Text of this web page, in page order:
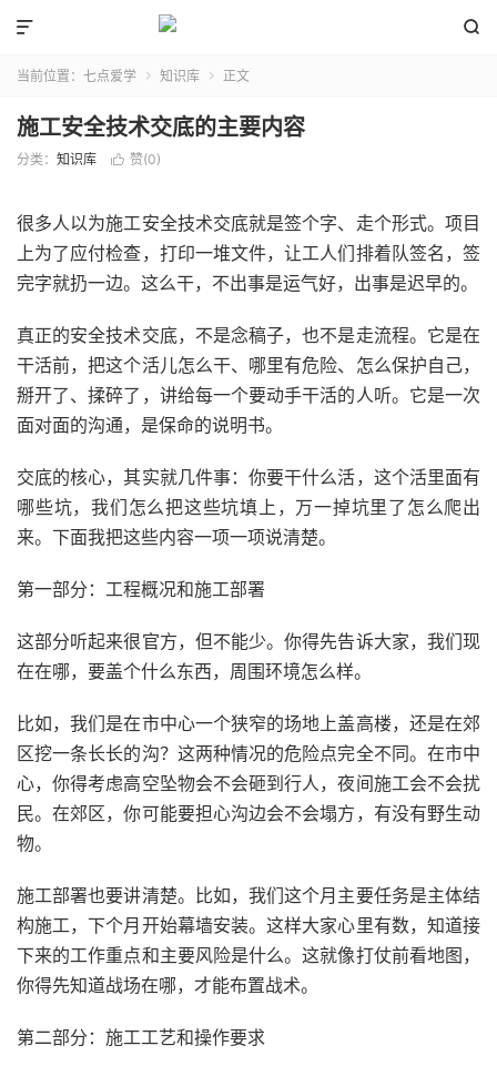


当前位置： 七点爱学  知识库  正文
施工安全技术交底的主要内容
分类： 知识库  赞(0)
很多人以为施工安全技术交底就是签个字、走个形式。项目
上为了应付检查，打印一堆文件，让工人们排着队签名，签
完字就扔一边。这么干，不出事是运气好，出事是迟早的。
真正的安全技术交底，不是念稿子，也不是走流程。它是在
干活前，把这个活儿怎么干、哪里有危险、怎么保护自己，
掰开了、揉碎了，讲给每一个要动手干活的人听。它是一次
面对面的沟通，是保命的说明书。
交底的核心，其实就几件事：你要干什么活，这个活里面有
哪些坑，我们怎么把这些坑填上，万一掉坑里了怎么爬出
来。下面我把这些内容一项一项说清楚。
第一部分：工程概况和施工部署
这部分听起来很官方，但不能少。你得先告诉大家，我们现
在在哪，要盖个什么东西，周围环境怎么样。
比如，我们是在市中心一个狭窄的场地上盖高楼，还是在郊
区挖一条长长的沟？这两种情况的危险点完全不同。在市中
心，你得考虑高空坠物会不会砸到行人，夜间施工会不会扰
民。在郊区，你可能要担心沟边会不会塌方，有没有野生动
物。
施工部署也要讲清楚。比如，我们这个月主要任务是主体结
构施工，下个月开始幕墙安装。这样大家心里有数，知道接
下来的工作重点和主要风险是什么。这就像打仗前看地图，
你得先知道战场在哪，才能布置战术。
第二部分：施工工艺和操作要求